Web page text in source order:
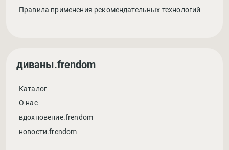
Правила применения рекомендательных технологий
диваны.frendom
Каталог
О нас
вдохновение.frendom
новости.frendom